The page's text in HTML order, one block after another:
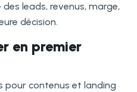
leads, revenus, marge,
décision.
en premier
pour contenus et landing